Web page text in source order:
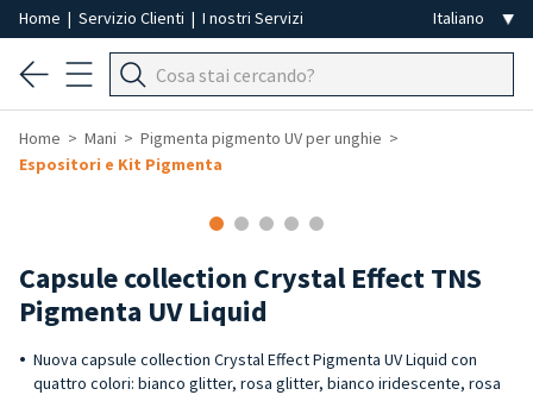
Home | Servizio Clienti | I nostri Servizi
Home Mani
Pigmenta pigmento UV per unghie
Espositori e Kit Pigmenta
Capsule collection Crystal Effect TNS
Pigmenta UV Liquid
Nuova capsule collection Crystal Effect Pigmenta UV Liquid con
quattro colori: bianco glitter, rosa glitter, bianco iridescente, rosa